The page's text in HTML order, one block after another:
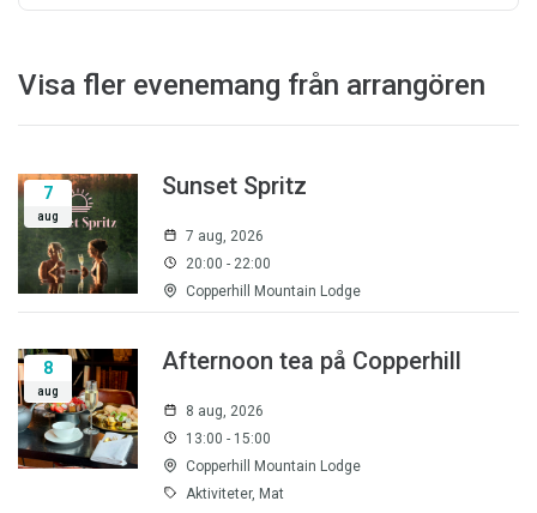
Visa fler evenemang från arrangören
7
aug
Sunset Spritz
7 aug, 2026
20:00 - 22:00
Copperhill Mountain Lodge
8
aug
Afternoon tea på Copperhill
8 aug, 2026
13:00 - 15:00
Copperhill Mountain Lodge
Aktiviteter, Mat